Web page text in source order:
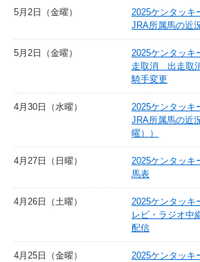
5月2日（金曜）
2025ケンタッ
JRA所属馬の近
5月2日（金曜）
2025ケンタッキ
走取消 出走取
騎手変更
4月30日（水曜）
2025ケンタッ
JRA所属馬の近
曜））
4月27日（日曜）
2025ケンタッキ
馬表
4月26日（土曜）
2025ケンタッキ
レビ・ラジオ中
配信
4月25日（金曜）
2025ケンタッキ